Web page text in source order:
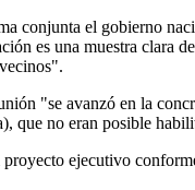
conjunta el gobierno
es una muestra clara
"se avanzó en la
que no eran posible
ejecutivo